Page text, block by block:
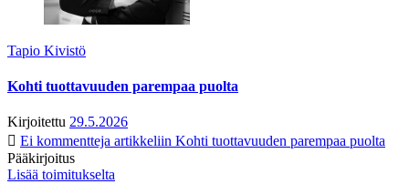
Tapio Kivistö
Kohti tuottavuuden parempaa puolta
Kirjoitettu 29.5.2026
Ei kommentteja artikkeliin Kohti tuottavuuden parempaa puolta
Pääkirjoitus
Lisää toimitukselta